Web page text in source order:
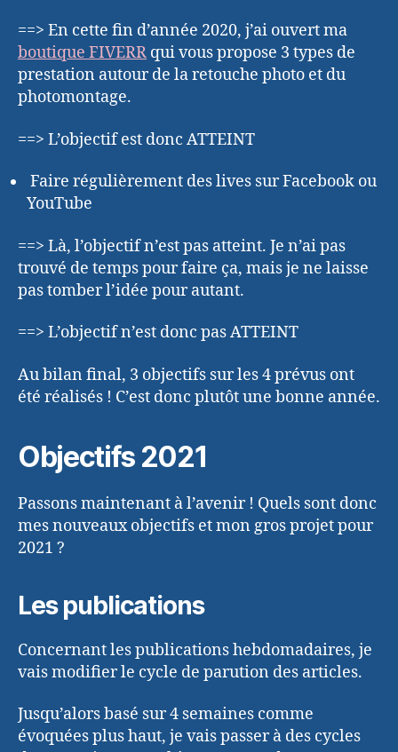
==> En cette fin d’année 2020, j’ai ouvert ma
boutique FIVERR qui vous propose 3 types de
prestation autour de la retouche photo et du
photomontage.
==> L’objectif est donc ATTEINT
Faire régulièrement des lives sur Facebook ou
YouTube
==> Là, l’objectif n’est pas atteint. Je n’ai pas
trouvé de temps pour faire ça, mais je ne laisse
pas tomber l’idée pour autant.
==> L’objectif n’est donc pas ATTEINT
Au bilan final, 3 objectifs sur les 4 prévus ont
été réalisés ! C’est donc plutôt une bonne année.
Objectifs 2021
Passons maintenant à l’avenir ! Quels sont donc
mes nouveaux objectifs et mon gros projet pour
2021 ?
Les publications
Concernant les publications hebdomadaires, je
vais modifier le cycle de parution des articles.
Jusqu’alors basé sur 4 semaines comme
évoquées plus haut, je vais passer à des cycles